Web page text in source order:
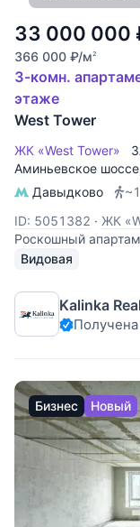
33 000 000
366 000 ₽/м2
3-комн.
этаже
West Tower
ЖК «West Tower»
Аминьевское шоссе
Давыдково
ID: 5051382 · ЖК
Роскошный
комплекса West
доходностью.
открывает
Видовая
Kalinka
Бизнес Новый